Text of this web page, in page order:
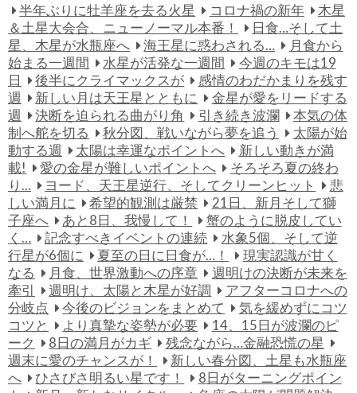
半年ぶりに牡羊座を去る火星
コロナ禍の新年
木星
＆土星大会合、ニューノーマル本番！
日食…そして土
星、木星が水瓶座へ
海王星に惑わされる…
月食から
始まる一週間
水星が活発な一週間
今週のキモは19
日
後半にクライマックスが
感情のわだかまりを残す
週
新しい月は天王星とともに
金星が愛をリードする
週
決断を迫られる曲がり角 引き続き波瀾
本気の体
制へ舵を切る
秋分図、戦いながら夢を追う
太陽が始
動する週
太陽は幸運なポイントへ
新しい動きが満
載!
愛の金星が難しいポイントへ
そろそろ夏の終わ
り…
ヨード、天王星逆行、そしてクリーンヒット
悲
しい満月に
希望的観測は厳禁
21日、新月そして獅
子座へ
あと8日、我慢して！
蟹のように脱皮してい
く…
記念すべきイベントの連続
水象5個、そして逆
行星が6個に
夏至の日に日食が…！
現実認識が甘く
なる
月食、世界激動への序章
週明けの決断が未来を
牽引
週明け、太陽と木星が好調
アフターコロナへの
分岐点
今後のビジョンをまとめて
気を緩めずにコツ
コツと
より真摯な姿勢が必要
14、15日が波瀾のピ
ーク
8日の満月がカギ
残念ながら…金融恐慌の星
週末に愛のチャンスが！
新しい春分図、土星も水瓶座
へ
ひさびさ明るい星です！
8日がターニングポイン